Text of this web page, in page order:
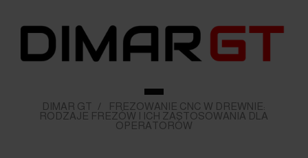
DIMAR GT /
FREZOWANIE CNC W DREWNIE:
RODZAJE FREZÓW I ICH ZASTOSOWANIA DLA
OPERATORÓW